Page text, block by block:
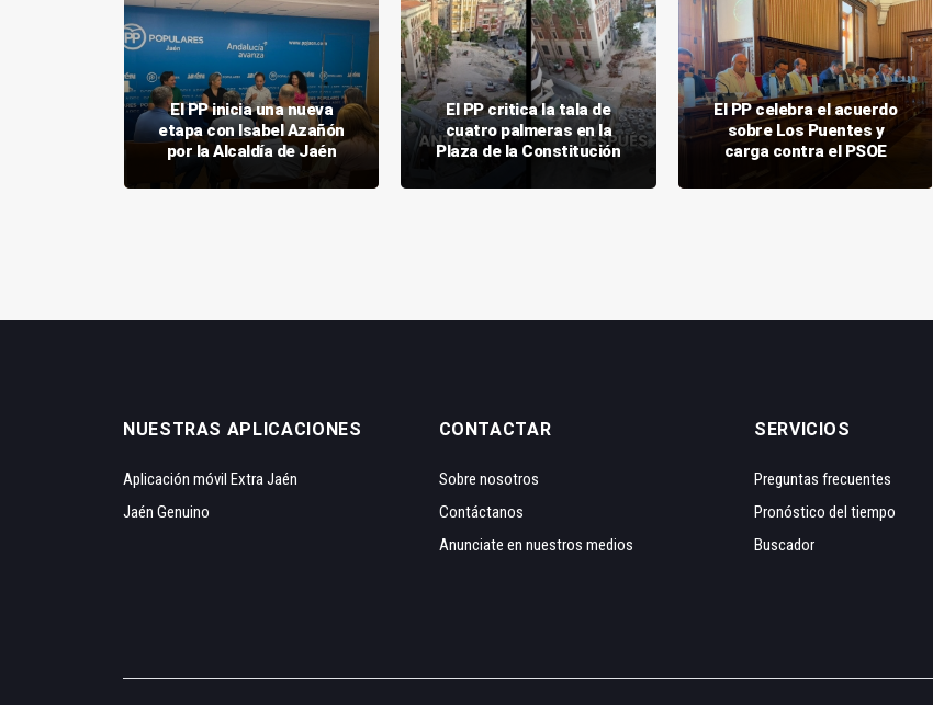
El PP inicia una nueva
etapa con Isabel Azañón
por la Alcaldía de Jaén
El PP critica la tala de
cuatro palmeras en la
Plaza de la Constitución
El PP celebra el acuerdo
sobre Los Puentes y
carga contra el PSOE
NUESTRAS APLICACIONES
Aplicación móvil Extra Jaén
Jaén Genuino
CONTACTAR
Sobre nosotros
Contáctanos
Anunciate en nuestros medios
SERVICIOS
Preguntas frecuentes
Pronóstico del tiempo
Buscador